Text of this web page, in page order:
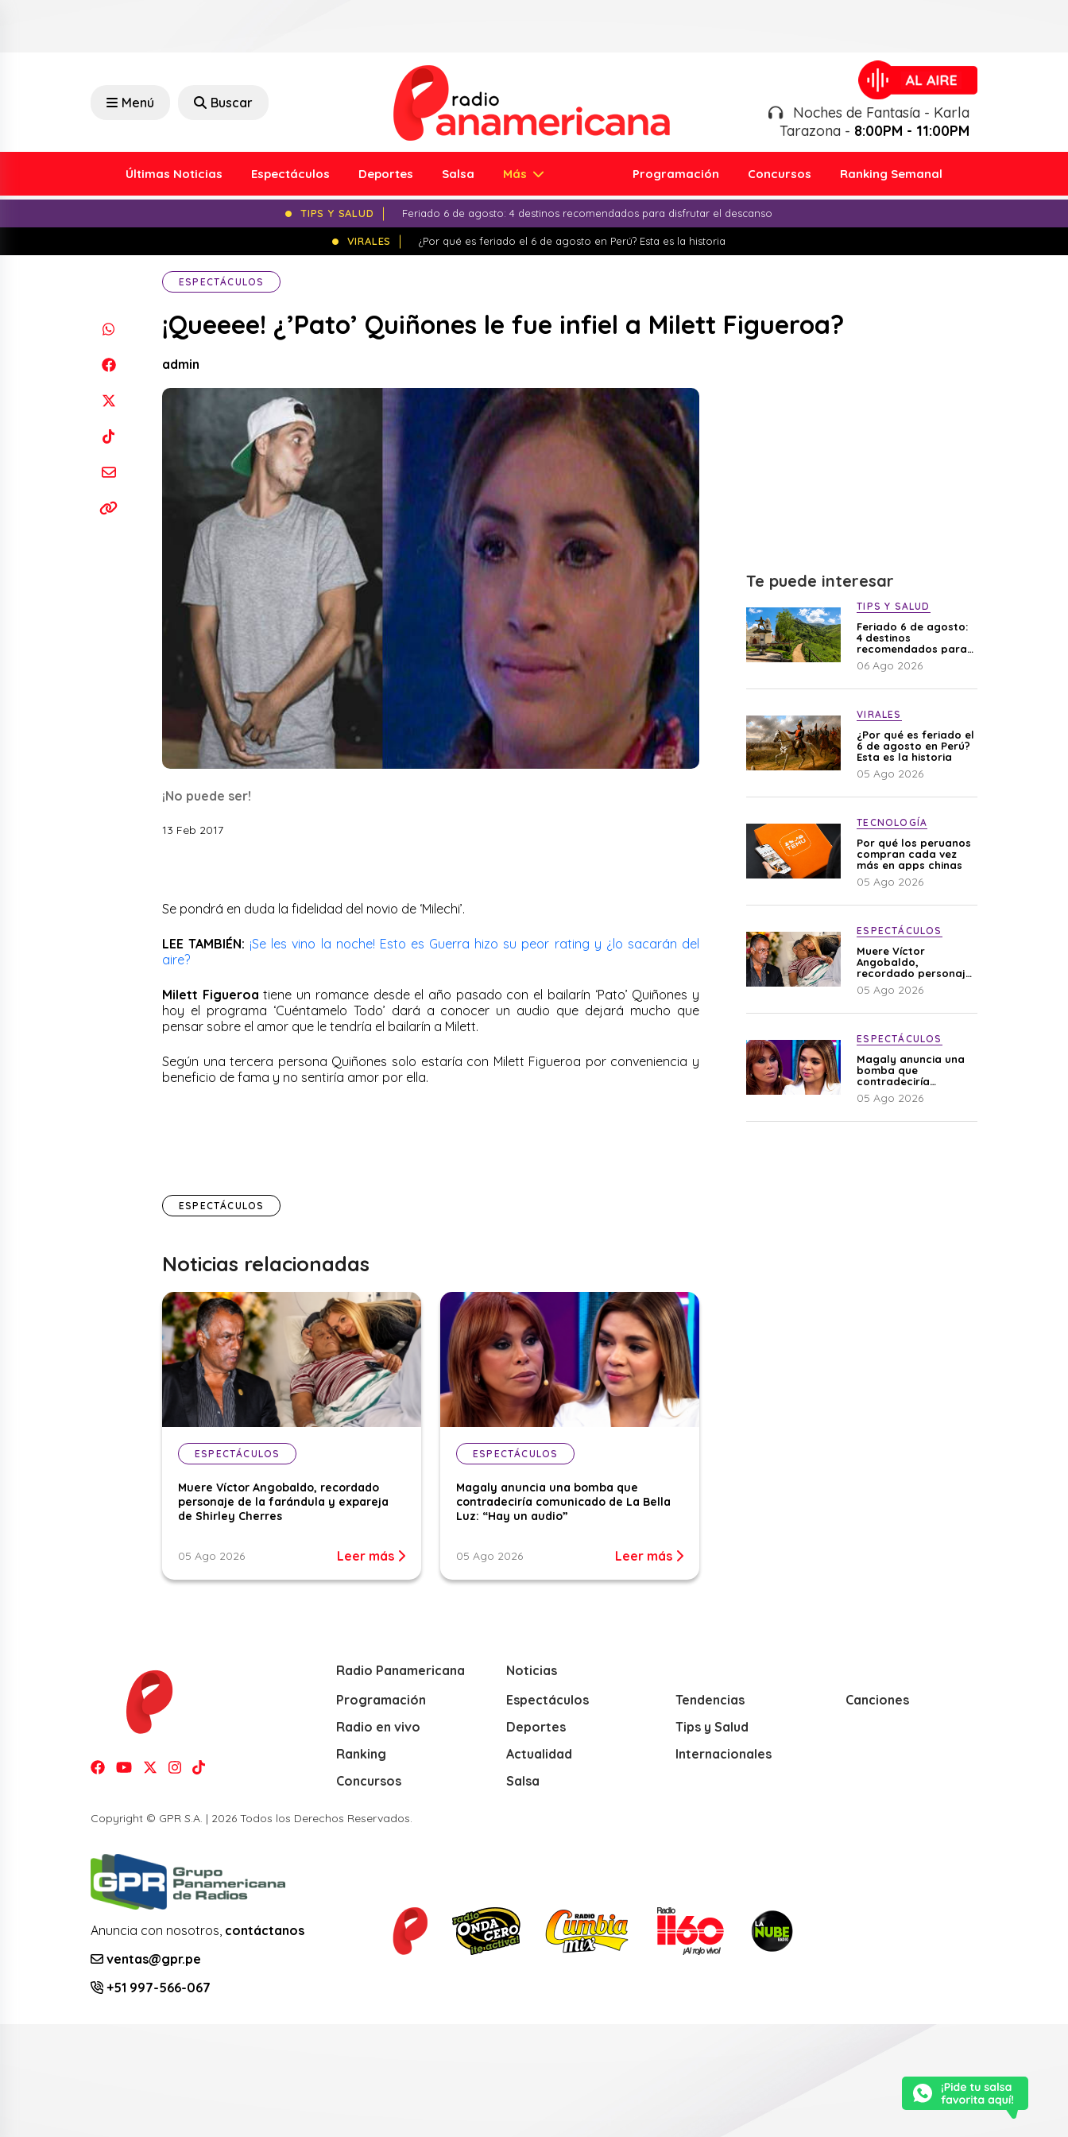
Menú Buscar
Noches de Fantasía - Karla
Tarazona - 8:00PM - 11:00PM
Últimas Noticias Espectáculos Deportes Salsa Más Programación Concursos Ranking Semanal
TIPS Y SALUD Feriado 6 de agosto: 4 destinos recomendados para disfrutar el descanso
VIRALES ¿Por qué es feriado el 6 de agosto en Perú? Esta es la historia
ESPECTÁCULOS
¡Queeee! ¿’Pato’ Quiñones le fue infiel a Milett Figueroa?
admin
¡No puede ser!
13 Feb 2017
Se pondrá en duda la fidelidad del novio de ‘Milechi’.
LEE TAMBIÉN: ¡Se les vino la noche! Esto es Guerra hizo su peor rating y ¿lo sacarán del
aire?
Milett Figueroa tiene un romance desde el año pasado con el bailarín ‘Pato’ Quiñones y
hoy el programa ‘Cuéntamelo Todo’ dará a conocer un audio que dejará mucho que
pensar sobre el amor que le tendría el bailarín a Milett.
Según una tercera persona Quiñones solo estaría con Milett Figueroa por conveniencia y
beneficio de fama y no sentiría amor por ella.
ESPECTÁCULOS
Noticias relacionadas
ESPECTÁCULOS
Muere Víctor Angobaldo, recordado
personaje de la farándula y expareja
de Shirley Cherres
05 Ago 2026 Leer más
ESPECTÁCULOS
Magaly anuncia una bomba que
contradeciría comunicado de La Bella
Luz: “Hay un audio”
05 Ago 2026 Leer más
Te puede interesar
TIPS Y SALUD
Feriado 6 de agosto:
4 destinos
recomendados para
disfrutar el descanso
06 Ago 2026
VIRALES
¿Por qué es feriado el
6 de agosto en Perú?
Esta es la historia
05 Ago 2026
TECNOLOGÍA
Por qué los peruanos
compran cada vez
más en apps chinas
05 Ago 2026
ESPECTÁCULOS
Muere Víctor
Angobaldo,
recordado personaje
de la farándula y
expareja de Shirley
05 Ago 2026
ESPECTÁCULOS
Magaly anuncia una
bomba que
contradeciría
comunicado de La
Bella Luz: “Hay un
05 Ago 2026
Radio Panamericana
Programación
Radio en vivo
Ranking
Concursos
Noticias
Espectáculos
Deportes
Actualidad
Salsa
Tendencias
Tips y Salud
Internacionales
Canciones
Copyright © GPR S.A. | 2026 Todos los Derechos Reservados.
Anuncia con nosotros, contáctanos
ventas@gpr.pe
+51 997-566-067